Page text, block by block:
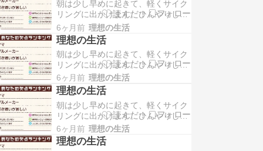
す。静かな朝の時間に体を動かしつ
つ、好きな飲み物と一緒に気持ちよ
く一日を始められる瞬間です。 帰宅
後は、そのまま家でゆっく…
朝は少し早めに起きて、軽くサイク
リングに出かけます。ひんやりした
空気の中を走りながら、コンビニへ
立ち寄ってコーヒーとパンを買い、
そのまま外でさっと朝食をとりま
す。静かな朝の時間に体を動かしつ
つ、好きな飲み物と一緒に気持ちよ
く一日を始められる瞬間です。 帰宅
後は、そのまま家でゆっく…
6ヶ月前 理想の生活
理想の生活
朝は少し早めに起きて、軽くサイク
リングに出かけます。ひんやりした
空気の中を走りながら、コンビニへ
立ち寄ってコーヒーとパンを買い、
そのまま外でさっと朝食をとりま
す。静かな朝の時間に体を動かしつ
つ、好きな飲み物と一緒に気持ちよ
く一日を始められる瞬間です。 帰宅
後は、そのまま家でゆっく…
6ヶ月前 理想の生活
理想の生活
朝は少し早めに起きて、軽くサイク
リングに出かけます。ひんやりした
空気の中を走りながら、コンビニへ
立ち寄ってコーヒーとパンを買い、
そのまま外でさっと朝食をとりま
6ヶ月前 理想の生活
理想の生活